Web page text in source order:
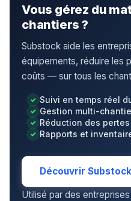
Vous gérez du
chantiers ?
Substock aide les
équipements, réduire les
coûts — sur tous les
Suivi en temps réel
Gestion multi-
Réduction des
Rapports et
Découvrir
Utilisé par des